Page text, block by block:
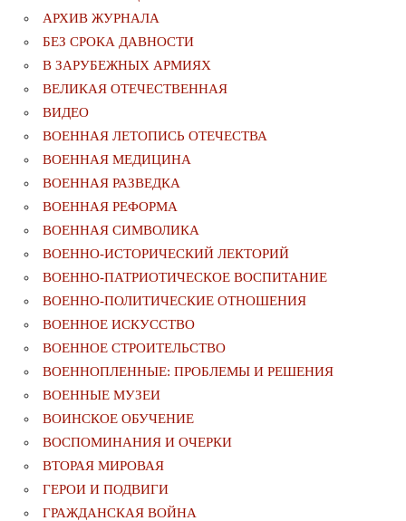
АРХИВ ЖУРНАЛА
БЕЗ СРОКА ДАВНОСТИ
В ЗАРУБЕЖНЫХ АРМИЯХ
ВЕЛИКАЯ ОТЕЧЕСТВЕННАЯ
ВИДЕО
ВОЕННАЯ ЛЕТОПИСЬ ОТЕЧЕСТВА
ВОЕННАЯ МЕДИЦИНА
ВОЕННАЯ РАЗВЕДКА
ВОЕННАЯ РЕФОРМА
ВОЕННАЯ СИМВОЛИКА
ВОЕННО-ИСТОРИЧЕСКИЙ ЛЕКТОРИЙ
ВОЕННО-ПАТРИОТИЧЕСКОЕ ВОСПИТАНИЕ
ВОЕННО-ПОЛИТИЧЕСКИE ОТНОШЕНИЯ
ВОЕННОЕ ИСКУССТВО
ВОЕННОЕ СТРОИТЕЛЬСТВО
ВОЕННОПЛЕННЫЕ: ПРОБЛЕМЫ И РЕШЕНИЯ
ВОЕННЫЕ МУЗЕИ
ВОИНСКОЕ ОБУЧЕНИЕ
ВОСПОМИНАНИЯ И ОЧЕРКИ
ВТОРАЯ МИРОВАЯ
ГЕРОИ И ПОДВИГИ
ГРАЖДАНСКАЯ ВОЙНА